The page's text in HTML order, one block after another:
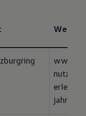
jahre-